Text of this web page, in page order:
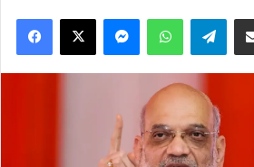
Facebook
X MessengerWhatsApp